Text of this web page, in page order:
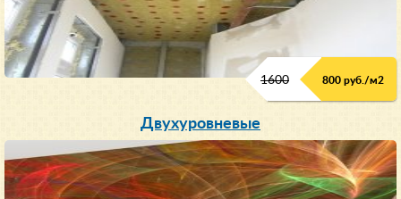
1600 800 руб./м2
Двухуровневые